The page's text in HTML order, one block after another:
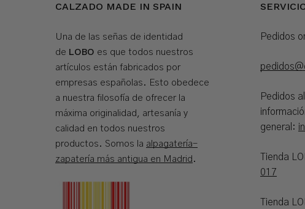
CALZADO MADE IN SPAIN
Una de las señas de identidad
de LOBO es que todos nuestros
artículos están fabricados por
empresas españolas. Esto obedece
a nuestra filosofía de ofrecer la
máxima originalidad, artesanía y
calidad en todos nuestros
productos. Somos la alpagatería-
zapatería más antigua en Madrid .
Pedidos
Pedidos
general:
Tienda
017
Tienda